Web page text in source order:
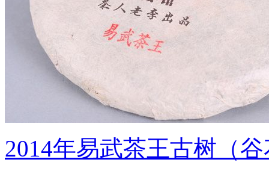
2014年易武茶王古树（